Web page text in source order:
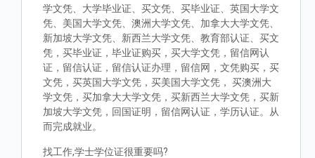
学文凭、大学毕业证、买文凭、买毕业证、英国大学文
凭、美国大学文凭、澳洲大学文凭、加拿大大学文凭、
新加坡大学文凭、新西兰大学文凭、教育部认证、买文
凭，买毕业证，毕业证购买，买大学文凭，留信网认
证，留信认证，留信认证办理，留信网，文凭购买，买
文凭，买英国大学文凭，买美国大学文凭， 买澳洲大
学文凭，买加拿大大学文凭，买新西兰大学文凭，买新
加坡大学文凭，回国证明，留信网认证，学历认证。从
而完成就业。
找工作,学士学位证很重要吗?